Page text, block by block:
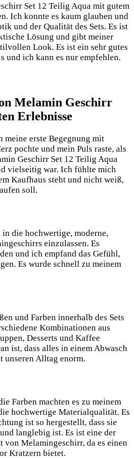
Set 12 Teilig Aqua mit gutem‌
Ich konnte ​es kaum glauben​ und
und der Qualität des Sets. Es ist
Lösung und gibt meiner
Look. Es ist ein sehr gutes
und ich kann‍ es‌ nur empfehlen.
Melamin‌ Geschirr
Erlebnisse
meine erste Begegnung mit
pochte und ‍mein Puls raste, als
⁤Geschirr Set 12 Teilig Aqua
vielseitig war. Ich fühlte mich
Kaufhaus steht‍ und⁢ nicht weiß,
soll.
die hochwertige, moderne,⁤
einzulassen. Es
und ich empfand das Gefühl,
Es wurde⁤ schnell zu meinem
​und Farben innerhalb des Sets
Kombinationen aus⁢
Desserts und Kaffee‍
ist, dass⁤ alles in einem Abwasch⁤
unseren⁢ Alltag enorm.
Farben ‍machten es zu meinem
hochwertige‌ Materialqualität. Es
ist so hergestellt, dass sie
langlebig ist. Es ist eine ⁣der
von Melamingeschirr, da es einen
Kratzern bietet.